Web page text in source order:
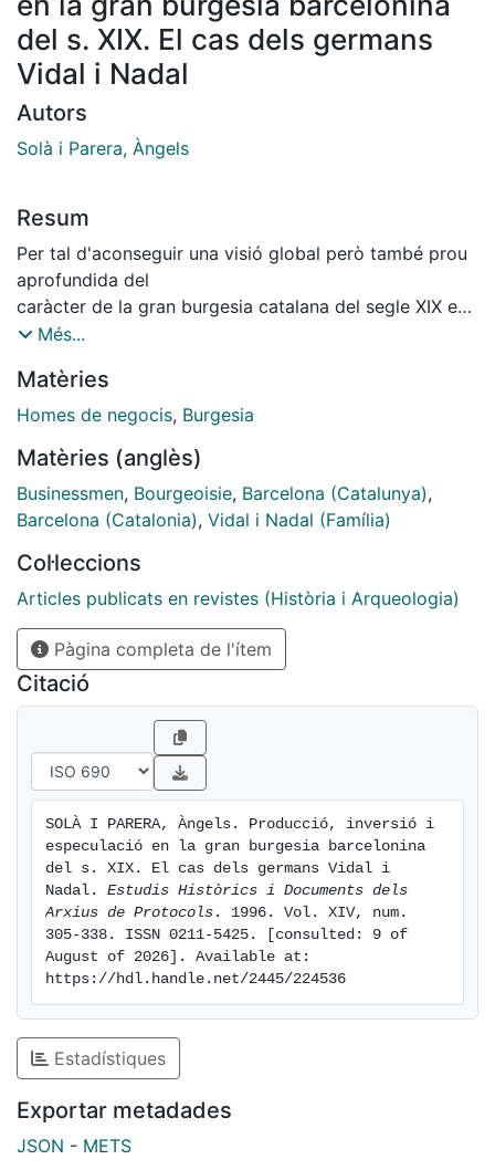
del s. XIX. El cas dels germans
Vidal i Nadal
Autors
Solà i Parera, Àngels
Resum
Per tal d'aconseguir una visió global però també prou
aprofundida del
caràcter de la gran burgesia catalana del segle XIX en
el vessant econòmic,
socioeconòmiques
que reuneixen algunes de les diferents variants que
social.
Per fer un bon retrat de conjunt tots els integrants, han
de presentar-se
des de fa temps vaig
treballant sobre casos particulars, com ho han estat el
fabricant d'Osona i
comerciant de Barcelona Pere Moret i Ayats i la seva
família, els indians
Francisco Mi er -procedent de Cantàbria i Mèxic- i
Llogari Serra i Vilarmau
-en aquest cas manresà i també exresident a Mèxic-,
el banquer barceloní
Evarist Amús o els seders Vilumara, Miquel Clavé i
España, Joan Escuder
o Narcís Menard. Cada estudi, no tan sols permet
endinsar-nos en les
estratègies econòmiques i les relacions familiars de
cadascun d'aquests
homes, sinó que també ajuden a entendre alguns trets
econòmic en què intervenen.
Més...
Matèries
Homes de negocis, Burgesia
Matèries (anglès)
Businessmen, Bourgeoisie, Barcelona (Catalunya),
Barcelona (Catalonia), Vidal i Nadal (Família)
Col·leccions
Articles publicats en revistes (Història i Arqueologia)
Pàgina completa de l'ítem
Citació
SOLÀ I PARERA, Àngels. Producció, inversió i
especulació en la gran burgesia barcelonina
del s. XIX. El cas dels germans Vidal i
Nadal. Estudis Històrics i Documents dels
Arxius de Protocols . 1996. Vol. XIV, num.
305-338. ISSN 0211-5425. [consulted: 9 of
August of 2026]. Available at:
https://hdl.handle.net/2445/224536
Estadístiques
Exportar metadades
JSON - METS